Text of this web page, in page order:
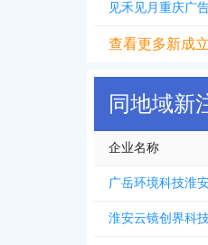
见禾见月重庆广
查看更多新成
同地域新
企业名称
广岳环境科技淮
淮安云镜创界科